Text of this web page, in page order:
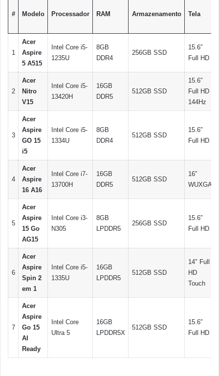
# Modelo Processador RAM Armazenamento Tela
1
Acer
Aspire
5 A515
Intel Core i5-
1235U
8GB
DDR4
256GB SSD
15.6″
Full HD
2
Acer
Nitro
V15
Intel Core i5-
13420H
16GB
DDR5
512GB SSD
15.6″
Full HD
144Hz
3
Acer
Aspire
GO 15
i5
Intel Core i5-
1334U
8GB
DDR4
512GB SSD
15.6″
Full HD
4
Acer
Aspire
16 A16
Intel Core i7-
13700H
16GB
DDR5
512GB SSD
16″
WUXGA
5
Acer
Aspire
15 Go
AG15
Intel Core i3-
N305
8GB
LPDDR5
256GB SSD
15.6″
Full HD
6
Acer
Aspire
Spin 2
em 1
Intel Core i5-
1335U
16GB
LPDDR5
512GB SSD
14″ Full
HD
Touch
7
Acer
Aspire
Go 15
AI
Ready
Intel Core
Ultra 5
16GB
LPDDR5X
512GB SSD
15.6″
Full HD